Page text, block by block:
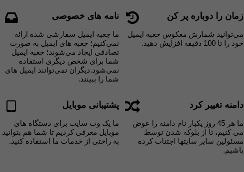
نامه های خصوصی
ما جعبه ایمیل سفارشی شده ارائه
نمی‌کنیم؛ جعبه های ایمیل به صورت
تصادفی ایجاد می‌شوند؛ جعبه ایمیل
شما برای شخص دیگری استفاده
نمی‌شود.دیگران نمی‌توانند ایمیل های
شما را ببینند.
زمان را دوباره پر کن
می‌توانید شمارش معکوس جعبه ایمیل
خود را تا 100 دقیقه افزایش دهید.
پشتیبانی موبایل
ما یک وب سایت برای دستگاه های
موبایل معرفی کردیم تا شما هم بتوانید
به راحتی از خدمات ما استفاده کنید.
دامنه تغییر کرد
ما هر 45 روز یکبار نام دامنه را عوض
می کنیم، تا از بلوکه شدن توسط
مسئولین سایر سایتها اجتناب کرده
باشیم.